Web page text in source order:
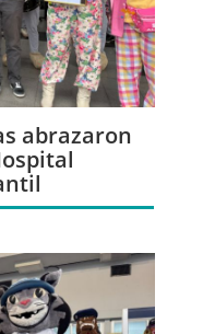
abrazaron